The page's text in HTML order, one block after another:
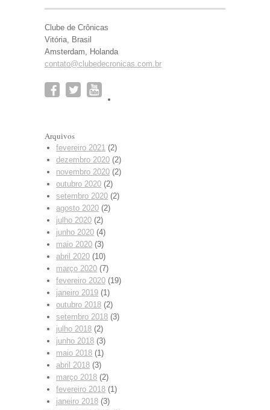
Clube de Crônicas
Vitória, Brasil
Amsterdam, Holanda
contato@clubedecronicas.com.br
Arquivos
fevereiro 2021 (2)
dezembro 2020 (2)
novembro 2020 (2)
outubro 2020 (2)
setembro 2020 (2)
agosto 2020 (2)
julho 2020 (2)
junho 2020 (4)
maio 2020 (3)
abril 2020 (10)
março 2020 (7)
fevereiro 2020 (19)
janeiro 2019 (1)
outubro 2018 (2)
setembro 2018 (3)
julho 2018 (2)
junho 2018 (3)
maio 2018 (1)
abril 2018 (3)
março 2018 (2)
fevereiro 2018 (1)
janeiro 2018 (3)